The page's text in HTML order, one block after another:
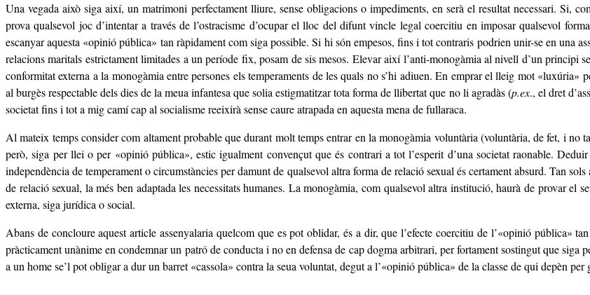
Una vegada això siga així, un matrimoni perfectament lliure, sense obligacions o impediments, en serà el resultat necessari. Si,
prova qualsevol joc d’intentar a través de l’ostracisme d’ocupar el lloc del difunt vincle legal coercitiu en imposar qualsevol
escanyar aquesta «opinió pública» tan ràpidament com siga possible. Si hi són empesos, fins i tot contraris podrien unir-se en una
relacions maritals estrictament limitades a un període fix, posam de sis mesos. Elevar així l’anti-monogàmia al nivell d’un principi
conformitat externa a la monogàmia entre persones els temperaments de les quals no s’hi adiuen. En emprar el lleig mot
al burgès respectable dels dies de la meua infantesa que solia estigmatitzar tota forma de llibertat que no li agradàs (p.ex., el dret
societat fins i tot a mig camí cap al socialisme reeixirà sense caure atrapada en aquesta mena de fullaraca.
Al mateix temps consider com altament probable que durant molt temps entrar en la monogàmia voluntària (voluntària, de fet, i no
però, siga per llei o per «opinió pública», estic igualment convençut que és contrari a tot l’esperit d’una societat raonable.
independència de temperament o circumstàncies per damunt de qualsevol altra forma de relació sexual és certament absurd. Tan
de relació sexual, la més ben adaptada les necessitats humanes. La monogàmia, com qualsevol altra institució, haurà de provar el
externa, siga jurídica o social.
Abans de concloure aquest article assenyalaria quelcom que es pot oblidar, és a dir, que l’efecte coercitiu de l’«opinió pública»
pràcticament unànime en condemnar un patró de conducta i no en defensa de cap dogma arbitrari, per fortament sostingut que
a un home se’l pot obligar a dur un barret «cassola» contra la seua voluntat, degut a l’«opinió pública» de la classe de qui depèn per